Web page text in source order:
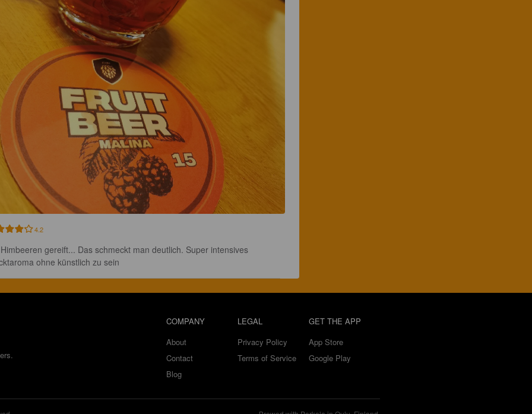
4.2
gereift... Das schmeckt man deutlich. Super intensives
ohne künstlich zu sein
COMPANY
About
Contact
Blog
LEGAL
Privacy Policy
Terms of Service
GET THE APP
App Store
Google Play